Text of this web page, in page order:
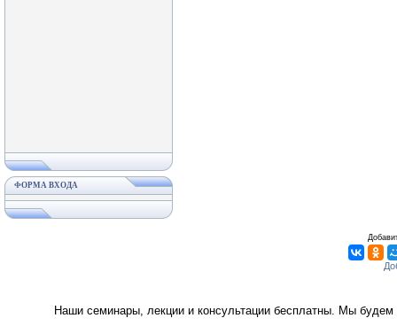
ФОРМА ВХОДА
Наши семинары, лекции и консультации бесплатны. Мы